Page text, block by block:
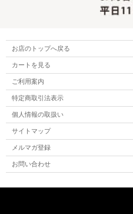
お店のトップへ戻る
カートを見る
ご利用案内
特定商取引法表示
個人情報の取扱い
サイトマップ
メルマガ登録
お問い合わせ